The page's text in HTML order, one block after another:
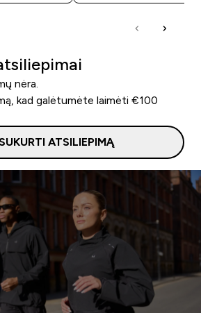
nėra.
kad galėtumėte laimėti €100
ATSILIEPIMĄ